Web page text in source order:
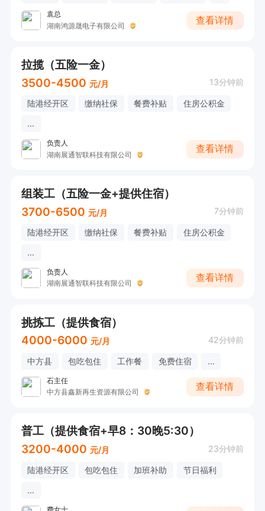
袁总
湖南鸿源晟电子有限公司
查看详情
拉揽（五险一金）
3500-4500 元/月 13分钟前
陆港经开区 缴纳社保 餐费补贴
住房公积金
...
负责人
湖南展通智联科技有限公司
查看详情
组装工（五险一金+提供住宿）
3700-6500 元/月 7分钟前
陆港经开区 缴纳社保 餐费补贴
住房公积金
...
负责人
湖南展通智联科技有限公司
查看详情
挑拣工（提供食宿）
4000-6000 元/月 42分钟前
中方县 包吃包住 工作餐 免费住宿 ...
石主任
中方县鑫新再生资源有限公司
查看详情
普工（提供食宿+早8：30晚5:30）
3200-4000 元/月 23分钟前
陆港经开区 包吃包住 加班补助
节日福利
...
费女士